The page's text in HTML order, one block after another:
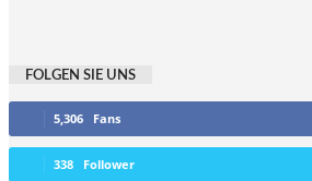
FOLGEN SIE UNS
5,306 Fans
338 Follower